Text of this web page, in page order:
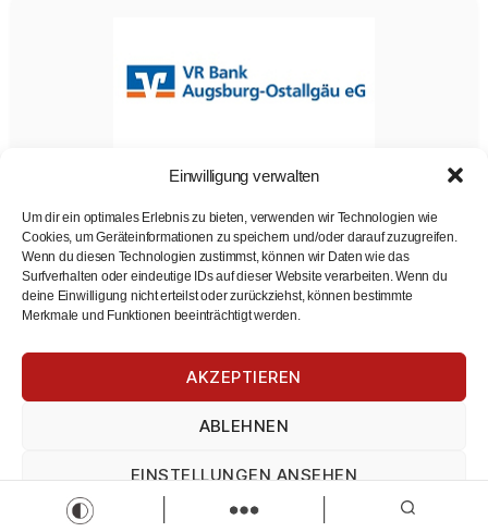
Einwilligung verwalten
Um dir ein optimales Erlebnis zu bieten, verwenden wir Technologien wie
Cookies, um Geräteinformationen zu speichern und/oder darauf zuzugreifen.
Wenn du diesen Technologien zustimmst, können wir Daten wie das
Surfverhalten oder eindeutige IDs auf dieser Website verarbeiten. Wenn du
deine Einwilligung nicht erteilst oder zurückziehst, können bestimmte
Merkmale und Funktionen beeinträchtigt werden.
AKZEPTIEREN
ABLEHNEN
EINSTELLUNGEN ANSEHEN
Impressum Impressum
Duales Studium – Bachelor of Arts (m/w/d)
Bachelor of Arts
Duales Studium
Zur Stelle
Altenheim der Hospitalstiftung zum Heiligen Geist in